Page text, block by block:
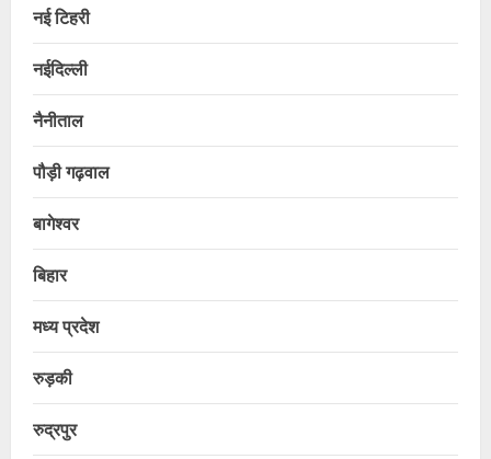
नई टिहरी
नईदिल्ली
नैनीताल
पौड़ी गढ़वाल
बागेश्वर
बिहार
मध्य प्रदेश
रुड़की
रुद्रपुर